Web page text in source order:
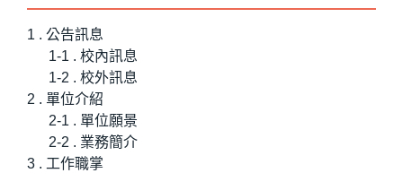
1 . 公告訊息
1-1 . 校內訊息
1-2 . 校外訊息
2 . 單位介紹
2-1 . 單位願景
2-2 . 業務簡介
3 . 工作職掌